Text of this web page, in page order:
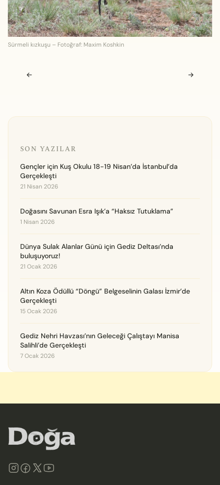
Sürmeli kızkuşu – Fotoğraf: Maxim Koshkin
Navigasyon sonrası
← →
SON YAZILAR
Gençler için Kuş Okulu 18-19 Nisan’da İstanbul’da
Gerçekleşti
21 Nisan 2026
Doğasını Savunan Esra Işık’a “Haksız Tutuklama”
1 Nisan 2026
Dünya Sulak Alanlar Günü için Gediz Deltası’nda
buluşuyoruz!
21 Ocak 2026
Altın Koza Ödüllü “Döngü” Belgeselinin Galası İzmir’de
Gerçekleşti
15 Ocak 2026
Gediz Nehri Havzası’nın Geleceği Çalıştayı Manisa
Salihli’de Gerçekleşti
7 Ocak 2026